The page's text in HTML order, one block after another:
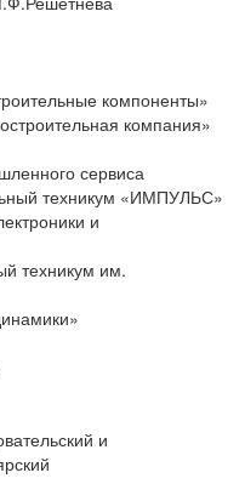
компоненты»
компания»
сервиса
техникум «ИМПУЛЬС»
и
техникум им.
и